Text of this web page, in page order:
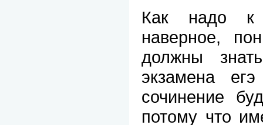
Как надо к
наверное,
должны
экзамена
сочинение
потому что